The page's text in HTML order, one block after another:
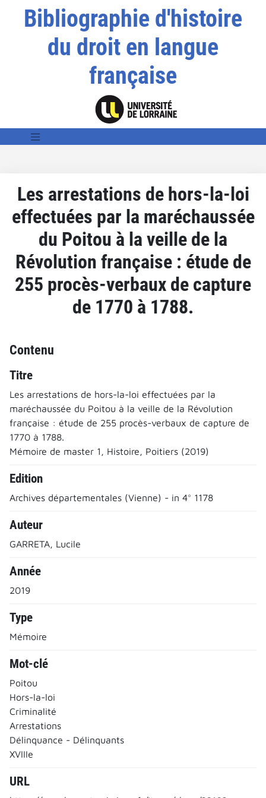
Bibliographie d'histoire
du droit en langue
française
Les arrestations de hors-la-loi
effectuées par la maréchaussée
du Poitou à la veille de la
Révolution française : étude de
255 procès-verbaux de capture
de 1770 à 1788.
Contenu
Titre
Les arrestations de hors-la-loi effectuées par la
maréchaussée du Poitou à la veille de la Révolution
française : étude de 255 procès-verbaux de capture de
1770 à 1788.
Mémoire de master 1, Histoire, Poitiers (2019)
Edition
Archives départementales (Vienne) - in 4° 1178
Auteur
GARRETA, Lucile
Année
2019
Type
Mémoire
Mot-clé
Poitou
Hors-la-loi
Criminalité
Arrestations
Délinquance - Délinquants
XVIIIe
URL